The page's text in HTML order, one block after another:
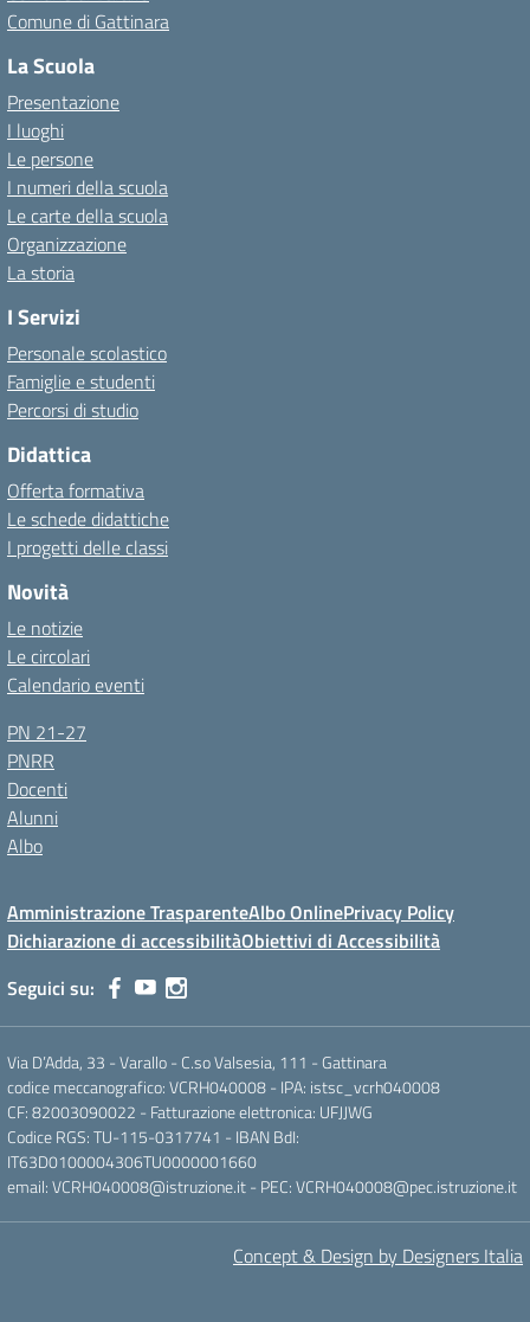
Comune di Gattinara
La Scuola
Presentazione
I luoghi
Le persone
I numeri della scuola
Le carte della scuola
Organizzazione
La storia
I Servizi
Personale scolastico
Famiglie e studenti
Percorsi di studio
Didattica
Offerta formativa
Le schede didattiche
I progetti delle classi
Novità
Le notizie
Le circolari
Calendario eventi
PN 21-27
PNRR
Docenti
Alunni
Albo
Amministrazione TrasparenteAlbo OnlinePrivacy Policy
Dichiarazione di accessibilitàObiettivi di Accessibilità
Seguici su:
Via D’Adda, 33 - Varallo - C.so Valsesia, 111 - Gattinara
codice meccanografico: VCRH040008 - IPA: istsc_vcrh040008
CF: 82003090022 - Fatturazione elettronica: UFJJWG
Codice RGS: TU-115-0317741 - IBAN BdI:
IT63D0100004306TU0000001660
email: VCRH040008@istruzione.it - PEC: VCRH040008@pec.istruzione.it
Concept & Design by Designers Italia